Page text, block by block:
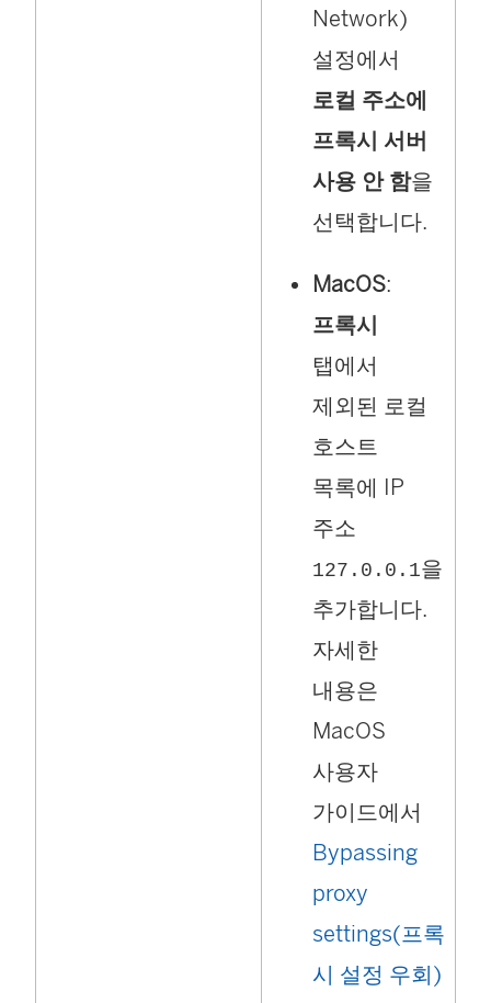
Network)
설정에서
로컬 주소에
프록시 서버
사용 안 함을
선택합니다.
MacOS:
프록시
탭에서
제외된 로컬
호스트
목록에 IP
주소
127.0.0.1을
추가합니다.
자세한
내용은
MacOS
사용자
가이드에서
Bypassing
proxy
settings(프록
시 설정 우회)